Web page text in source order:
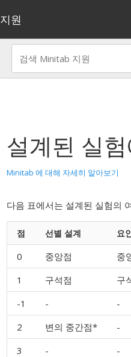
지원
설계된 실
Minitab 에 대해 자세히 알아보기
다음 표에서는 설계된 실험의
점 선별 설계 요
0 중앙점 중
1
구석점 구
-1
- -
2
변의 중간점* -
3
- -